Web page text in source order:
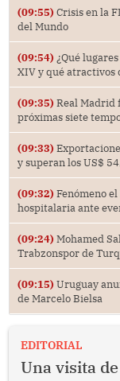
(09:55) Crisis en la
del Mundo
(09:54) ¿Qué
XIV y qué atractivos
(09:35) Real Madrid
próximas siete
(09:33)
y superan los US$
(09:32) Fenómeno
hospitalaria ante
(09:24) Mohamed
Trabzonspor de
(09:15) Uruguay
de Marcelo Bielsa
EDITORIAL
Una visita